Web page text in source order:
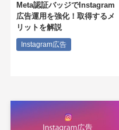
Meta認証バッジでInstagram
広告運用を強化！取得するメ
リットを解説
Instagram広告